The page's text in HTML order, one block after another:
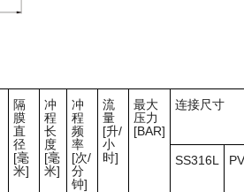
隔
膜
直
径
[毫
米]
冲
程
长
度
[毫
米]
冲
程
频
率
[次/
分
钟]
流
量
[升/
小
时]
最大
压力
[BAR]
连接尺寸
SS316L